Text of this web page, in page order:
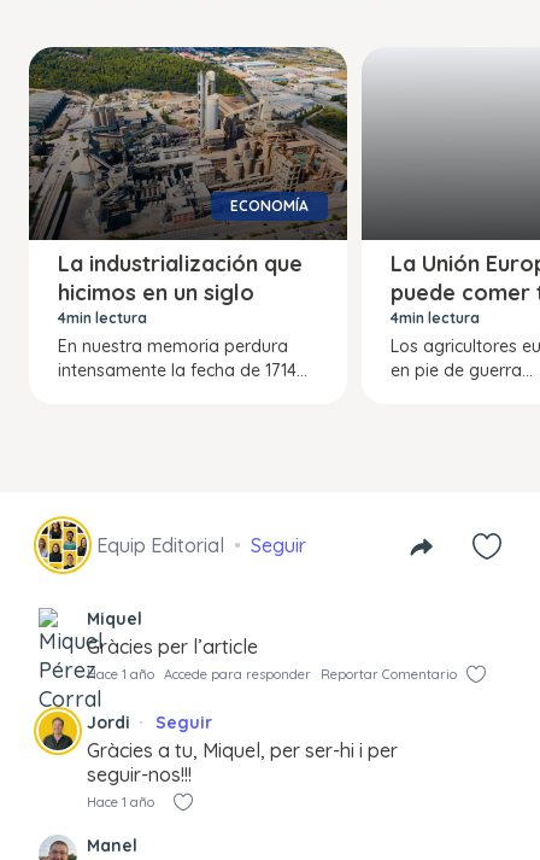
ECONOMÍA
La industrialización que
hicimos en un siglo
4min lectura
En nuestra memoria perdura
intensamente la fecha de 1714...
La Unión
puede comer
4min lectura
Los agricultores
en pie de guerra...
Equip Editorial Seguir
Miquel
Gràcies per l’article
Hace 1 año Accede para responder Reportar Comentario
Jordi Seguir
Gràcies a tu, Miquel, per ser-hi i per
seguir-nos!!!
Hace 1 año
Manel